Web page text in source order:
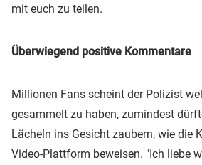
mit euch zu teilen.
Überwiegend positive Kommentare
Millionen Fans scheint der Polizist
gesammelt zu haben, zumindest
Lächeln ins Gesicht zaubern, wie die
Video-Plattform beweisen. "Ich liebe